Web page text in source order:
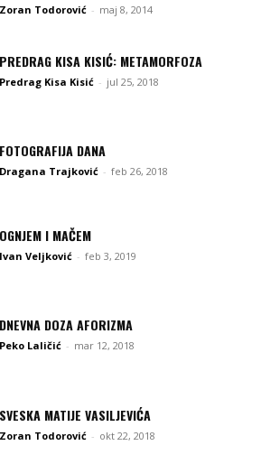
Zoran Todorović - maj 8, 2014
PREDRAG KISA KISIĆ: METAMORFOZA
Predrag Kisa Kisić - jul 25, 2018
FOTOGRAFIJA DANA
Dragana Trajković - feb 26, 2018
OGNJEM I MAČEM
Ivan Veljković - feb 3, 2019
DNEVNA DOZA AFORIZMA
Peko Laličić - mar 12, 2018
SVESKA MATIJE VASILJEVIĆA
Zoran Todorović - okt 22, 2018